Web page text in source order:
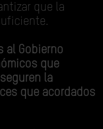
que la
al Gobierno
que
la
que acordados